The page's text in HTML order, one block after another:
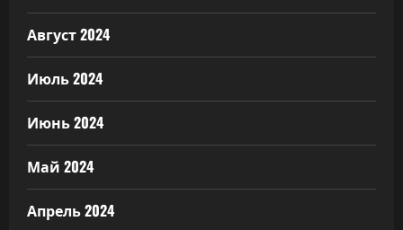
Август 2024
Июль 2024
Июнь 2024
Май 2024
Апрель 2024